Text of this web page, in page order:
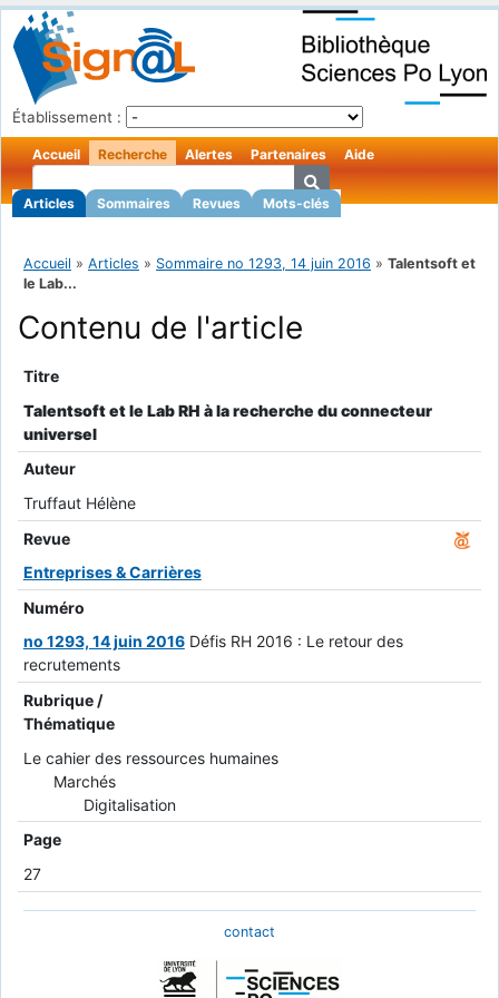
Établissement :
Accueil Recherche
Articles Sommaires Revues Mots-clés
Alertes Partenaires Aide
Accueil » Articles » Sommaire no 1293, 14 juin 2016 » Talentsoft et
le Lab...
Contenu de l'article
Titre
Talentsoft et le Lab RH à la recherche du connecteur
universel
Auteur
Truffaut Hélène
Revue
Entreprises & Carrières
Numéro
no 1293, 14 juin 2016 Défis RH 2016 : Le retour des
recrutements
Rubrique /
Thématique
Le cahier des ressources humaines
Marchés
Digitalisation
Page
27
contact